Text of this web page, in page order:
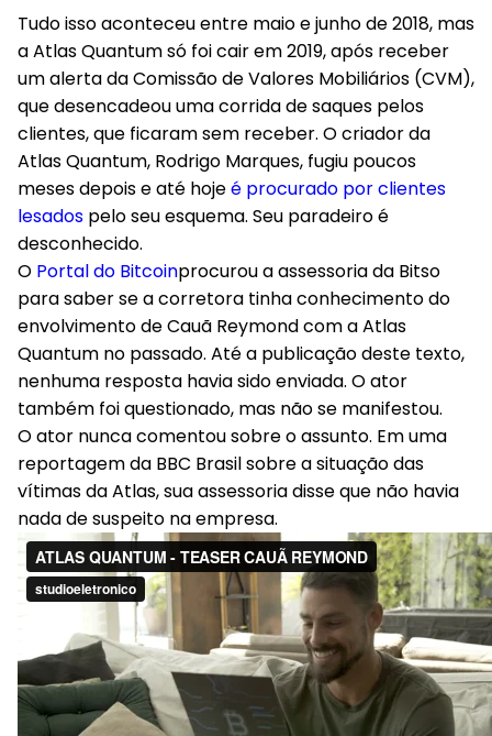
Tudo isso aconteceu entre maio e junho de 2018, mas
a Atlas Quantum só foi cair em 2019, após receber
um alerta da Comissão de Valores Mobiliários (CVM),
que desencadeou uma corrida de saques pelos
clientes, que ficaram sem receber. O criador da
Atlas Quantum, Rodrigo Marques, fugiu poucos
meses depois e até hojeé procurado por clientes
lesados pelo seu esquema. Seu paradeiro é
desconhecido.
O Portal do Bitcoinprocurou a assessoria da Bitso
para saber se a corretora tinha conhecimento do
envolvimento de Cauã Reymond com a Atlas
Quantum no passado. Até a publicação deste texto,
nenhuma resposta havia sido enviada. O ator
também foi questionado, mas não se manifestou.
O ator nunca comentou sobre o assunto. Em uma
reportagem da BBC Brasil sobre a situação das
vítimas da Atlas, sua assessoria disse que não havia
nada de suspeito na empresa.